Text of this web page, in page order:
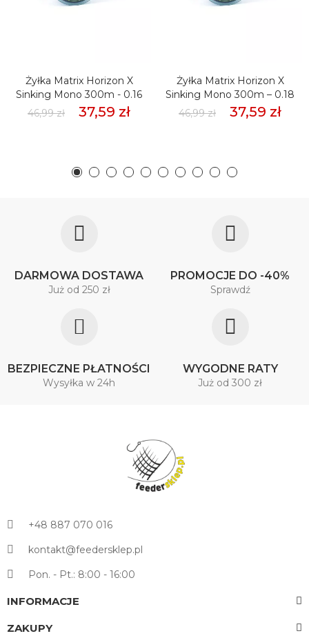
Żyłka Matrix Horizon X
Sinking Mono 300m - 0.16
46,99 zł
37,59 zł
Żyłka Matrix Horizon X
Sinking Mono 300m – 0.18
46,99 zł
37,59 zł
DARMOWA DOSTAWA
Już od 250 zł
PROMOCJE DO -40%
Sprawdź
BEZPIECZNE PŁATNOŚCI
Wysyłka w 24h
WYGODNE RATY
Już od 300 zł
+48 887 070 016
kontakt@feedersklep.pl
Pon. - Pt.: 8:00 - 16:00
INFORMACJE
ZAKUPY